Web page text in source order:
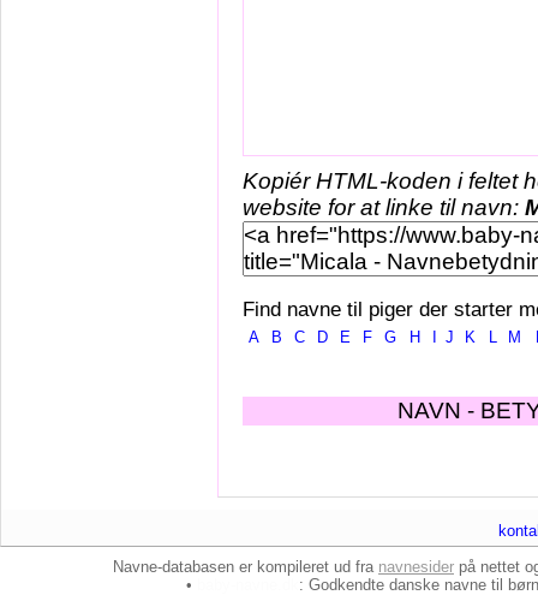
Kopiér HTML-koden i feltet
website for at linke til navn:
Find navne til piger der starter
A B C D E F G H J K L M
NAVN -
Navne-databasen er kompileret ud fra navnesider på nettet
•
: Godkendte danske navne til børn